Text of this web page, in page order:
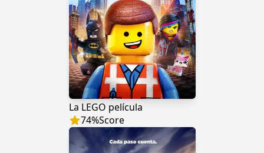
La LEGO película
74%Score